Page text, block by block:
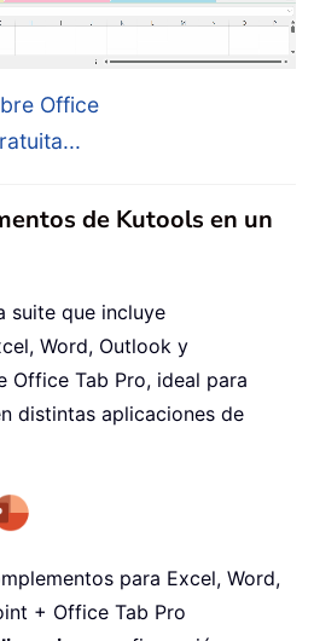
Office
de Kutools en un
suite que incluye
Word, Outlook y
Office Tab Pro, ideal para
distintas aplicaciones de
para Excel, Word,
+ Office Tab Pro